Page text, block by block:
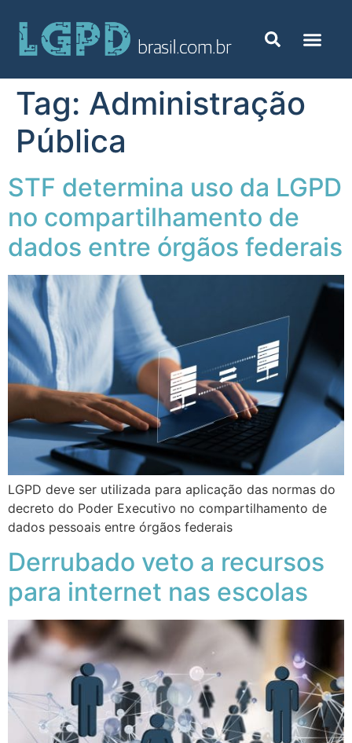
Tag: Administração
Pública
STF determina uso da LGPD
no compartilhamento de
dados entre órgãos federais
LGPD deve ser utilizada para aplicação das normas do
decreto do Poder Executivo no compartilhamento de
dados pessoais entre órgãos federais
Derrubado veto a recursos
para internet nas escolas